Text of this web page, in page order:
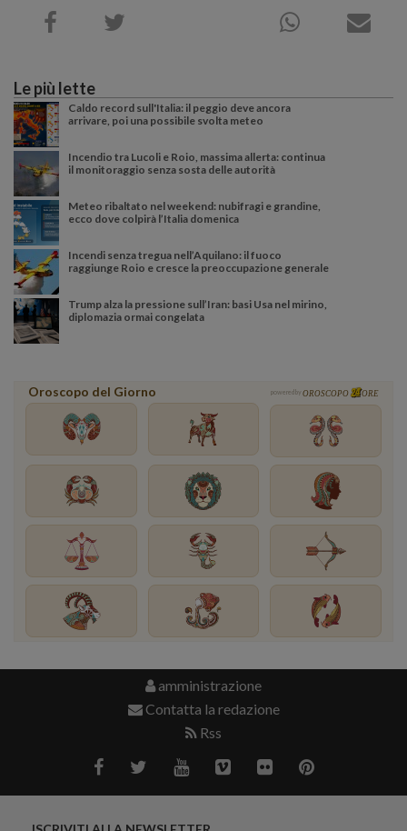
Le più lette
Caldo record sull'Italia: il peggio deve ancora
arrivare, poi una possibile svolta meteo
Incendio tra Lucoli e Roio, massima allerta: continua
il monitoraggio senza sosta delle autorità
Meteo ribaltato nel weekend: nubifragi e grandine,
ecco dove colpirà l’Italia domenica
Incendi senza tregua nell’Aquilano: il fuoco
raggiunge Roio e cresce la preoccupazione generale
Trump alza la pressione sull’Iran: basi Usa nel mirino,
diplomazia ormai congelata
Oroscopo del Giorno powered by OROSCOPO ORE
amministrazione
Contatta la redazione
Rss